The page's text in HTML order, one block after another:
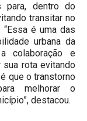
para, dentro do
transitar no
é uma das
urbana da
colaboração e
sua rota evitando
que o transtorno
melhorar o
destacou.